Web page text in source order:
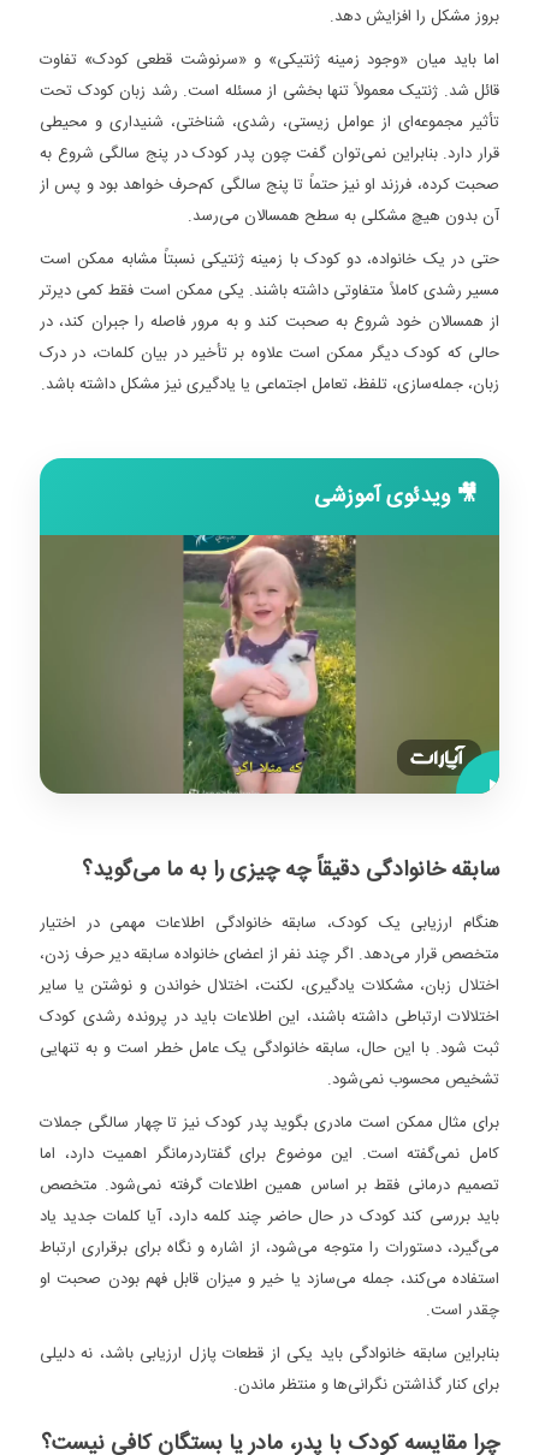
بروز مشکل را افزایش دهد.
اما باید میان «وجود زمینه ژنتیکی» و «سرنوشت قطعی کودک» تفاوت
قائل شد. ژنتیک معمولاً تنها بخشی از مسئله است. رشد زبان کودک تحت
تأثیر مجموعه‌ای از عوامل زیستی، رشدی، شناختی، شنیداری و محیطی
قرار دارد. بنابراین نمی‌توان گفت چون پدر کودک در پنج سالگی شروع به
صحبت کرده، فرزند او نیز حتماً تا پنج سالگی کم‌حرف خواهد بود و پس از
آن بدون هیچ مشکلی به سطح همسالان می‌رسد.
حتی در یک خانواده، دو کودک با زمینه ژنتیکی نسبتاً مشابه ممکن است
مسیر رشدی کاملاً متفاوتی داشته باشند. یکی ممکن است فقط کمی دیرتر
از همسالان خود شروع به صحبت کند و به مرور فاصله را جبران کند، در
حالی که کودک دیگر ممکن است علاوه بر تأخیر در بیان کلمات، در درک
زبان، جمله‌سازی، تلفظ، تعامل اجتماعی یا یادگیری نیز مشکل داشته باشد.
🎥 ویدئوی آموزشی
تاخیر
در
رشد
گفتار
و زبان
کودک
ارثی
است؟
سابقه خانوادگی دقیقاً چه چیزی را به ما می‌گوید؟
هنگام ارزیابی یک کودک، سابقه خانوادگی اطلاعات مهمی در اختیار
متخصص قرار می‌دهد. اگر چند نفر از اعضای خانواده سابقه دیر حرف زدن،
اختلال زبان، مشکلات یادگیری، لکنت، اختلال خواندن و نوشتن یا سایر
اختلالات ارتباطی داشته باشند، این اطلاعات باید در پرونده رشدی کودک
ثبت شود. با این حال، سابقه خانوادگی یک عامل خطر است و به تنهایی
تشخیص محسوب نمی‌شود.
برای مثال ممکن است مادری بگوید پدر کودک نیز تا چهار سالگی جملات
کامل نمی‌گفته است. این موضوع برای گفتاردرمانگر اهمیت دارد، اما
تصمیم درمانی فقط بر اساس همین اطلاعات گرفته نمی‌شود. متخصص
باید بررسی کند کودک در حال حاضر چند کلمه دارد، آیا کلمات جدید یاد
می‌گیرد، دستورات را متوجه می‌شود، از اشاره و نگاه برای برقراری ارتباط
استفاده می‌کند، جمله می‌سازد یا خیر و میزان قابل فهم بودن صحبت او
چقدر است.
بنابراین سابقه خانوادگی باید یکی از قطعات پازل ارزیابی باشد، نه دلیلی
برای کنار گذاشتن نگرانی‌ها و منتظر ماندن.
چرا مقایسه کودک با پدر، مادر یا بستگان کافی نیست؟